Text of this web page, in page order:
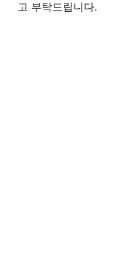
고 부탁드립니다.